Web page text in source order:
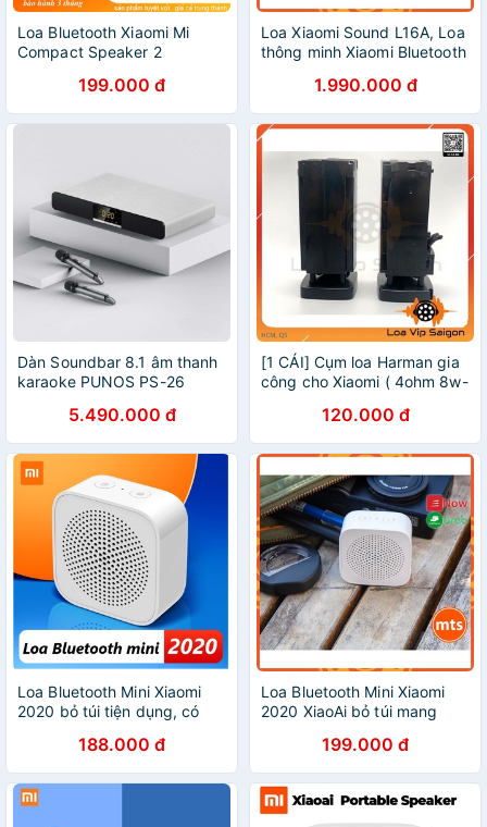
Loa Bluetooth Xiaomi Mi
Compact Speaker 2
199.000 đ
Loa Xiaomi Sound L16A, Loa
thông minh Xiaomi Bluetooth
cao cấp chính hãng - Minh
Tín Shop
1.990.000 đ
Dàn Soundbar 8.1 âm thanh
karaoke PUNOS PS-26
5.490.000 đ
[1 CÁI] Cụm loa Harman gia
công cho Xiaomi ( 4ohm 8w-
120.000 đ
Loa Bluetooth Mini Xiaomi
2020 bỏ túi tiện dụng, có
thanh chân thực
188.000 đ
Loa Bluetooth Mini Xiaomi
2020 XiaoAi bỏ túi mang
Minh Tín Shop199.000 đ